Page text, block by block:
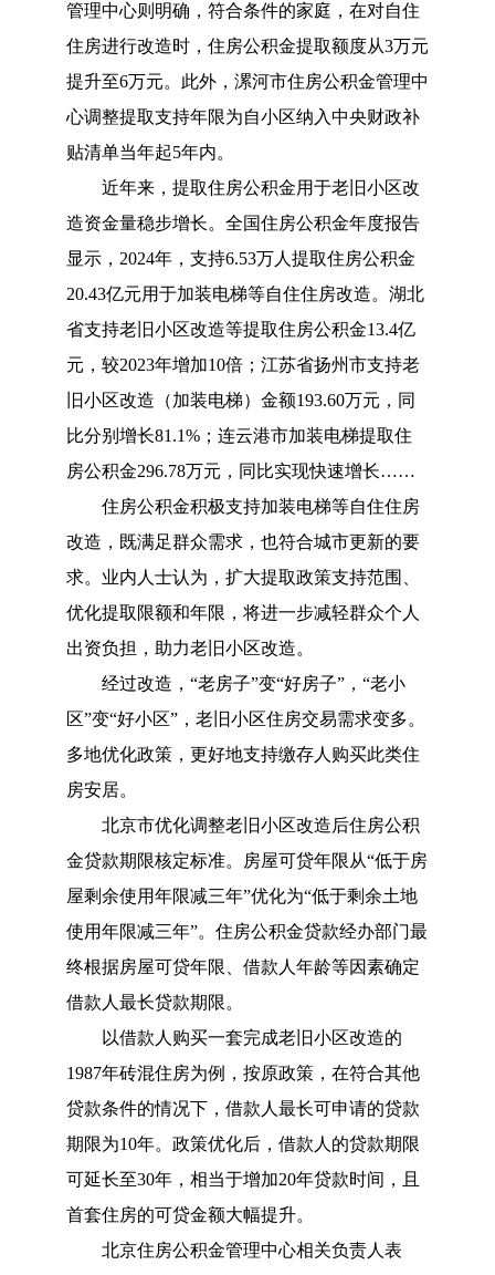
管理中心则明确，符合条件的家庭，在对自住
住房进行改造时，住房公积金提取额度从3万元
提升至6万元。此外，漯河市住房公积金管理中
心调整提取支持年限为自小区纳入中央财政补
贴清单当年起5年内。
近年来，提取住房公积金用于老旧小区改
造资金量稳步增长。全国住房公积金年度报告
显示， 2024年，支持6.53万人提取住房公积金
20.43亿元用于加装电梯等自住住房改造。湖北
省支持老旧小区改造等提取住房公积金13.4亿
元，较2023年增加10倍；江苏省扬州市支持老
旧小区改造（加装电梯）金额193.60万元，同
比分别增长81.1%；连云港市加装电梯提取住
房公积金296.78万元，同比实现快速增长……
住房公积金积极支持加装电梯等自住住房
改造，既满足群众需求，也符合城市更新的要
求。业内人士认为，扩大提取政策支持范围、
优化提取限额和年限，将进一步减轻群众个人
出资负担，助力老旧小区改造。
经过改造， “老房子”变“好房子”，“老小
区”变“好小区”，老旧小区住房交易需求变多。
多地优化政策，更好地支持缴存人购买此类住
房安居。
北京市优化调整老旧小区改造后住房公积
金贷款期限核定标准。房屋可贷年限从“低于房
屋剩余使用年限减三年”优化为“低于剩余土地
使用年限减三年”。住房公积金贷款经办部门最
终根据房屋可贷年限、借款人年龄等因素确定
借款人最长贷款期限。
以借款人购买一套完成老旧小区改造的
1987年砖混住房为例，按原政策，在符合其他
贷款条件的情况下，借款人最长可申请的贷款
期限为10年。政策优化后，借款人的贷款期限
可延长至30年，相当于增加20年贷款时间，且
首套住房的可贷金额大幅提升。
北京住房公积金管理中心相关负责人表